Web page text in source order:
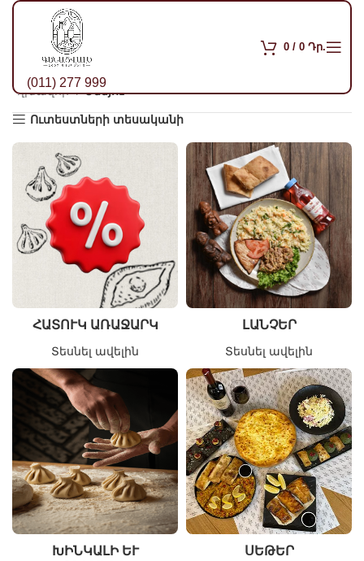
(011) 277 999
0 / 0 Դր.
Գլխավոր Մենյու
Ուտեստների տեսականի
ՀԱՏՈՒԿ ԱՌԱՋԱՐԿ
Տեսնել ավելին
ԼԱՆՉԵՐ
Տեսնել ավելին
ԽԻՆԿԱԼԻ ԵՒ Պ
ՍԵԹԵՐ